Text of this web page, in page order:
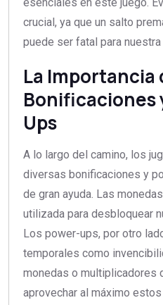
crucial, ya que un salto
puede ser fatal para nuestra
La Importancia
Bonificaciones
Ups
A lo largo del camino, los
diversas bonificaciones y
de gran ayuda. Las
utilizada para desbloquear
Los power-ups, por otro
temporales como
monedas o multiplicadores
aprovechar al máximo